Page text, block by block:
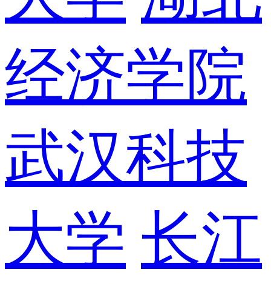
经济学院
武汉科技
大学 长江